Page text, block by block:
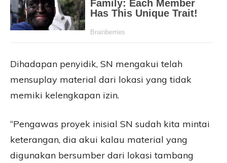
Dihadapan penyidik, SN mengakui telah
mensuplay material dari lokasi yang tidak
memiki kelengkapan izin.
“Pengawas proyek inisial SN sudah kita mintai
keterangan, dia akui kalau material yang
digunakan bersumber dari lokasi tambang